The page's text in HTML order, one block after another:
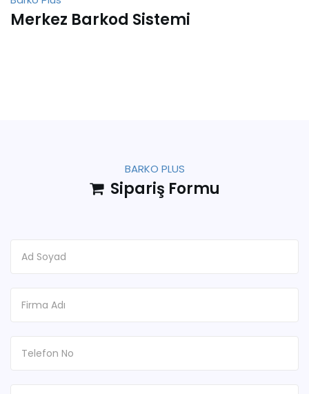
Merkez Barkod Sistemi
BARKO PLUS
Sipariş Formu